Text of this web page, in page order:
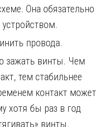
Она обязательно
провода.
зажать винты. Чем
тем стабильнее
контакт может
хотя бы раз в год
винты.